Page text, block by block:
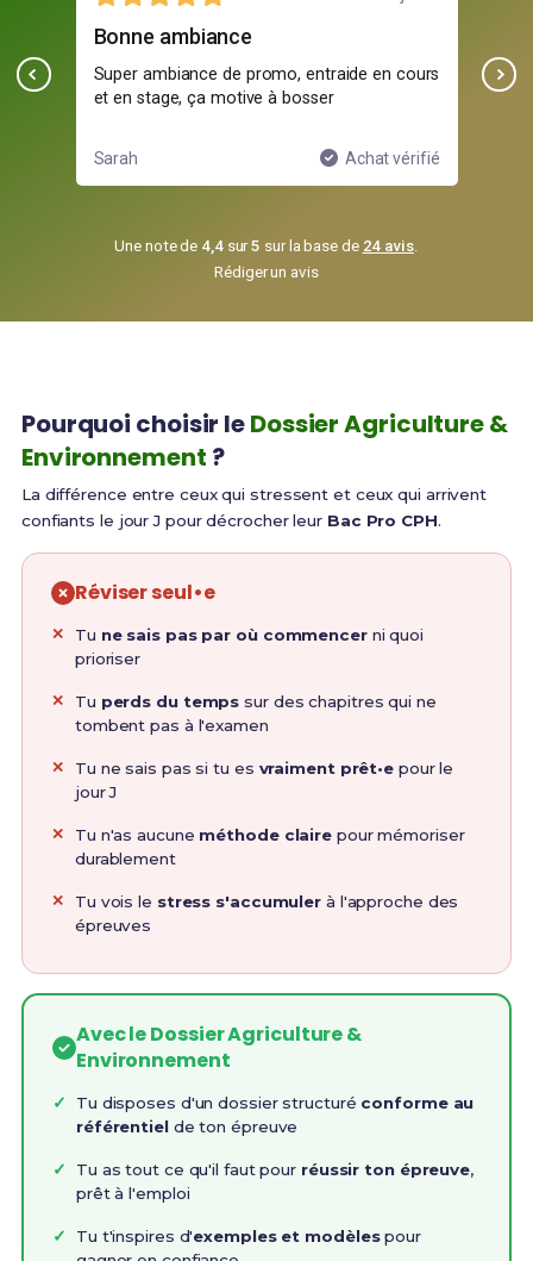
Bonne ambiance
Super ambiance de promo, entraide en cours
et en stage, ça motive à bosser
Sarah Achat vérifié
Une note de 4,4sur5 sur la base de 24 avis.
Rédiger un avis
Pourquoi choisir leDossier Agriculture &
Environnement ?
La différence entre ceux qui stressent et ceux qui arrivent
confiants le jour J pour décrocher leur Bac Pro CPH.
Réviser seul•e
Tu ne sais pas par où commencerni quoi
prioriser
Tu perds du temps sur des chapitres qui ne
tombent pas à l'examen
Tu ne sais pas si tu es vraiment prêt•e pour le
jour J
Tu n'as aucune méthode claire pour mémoriser
durablement
Tu vois le stress s'accumuler à l'approche des
épreuves
Avec le Dossier Agriculture &
Environnement
Tu disposes d'un dossier structuré conforme au
référentielde ton épreuve
Tu as tout ce qu'il faut pour réussir ton épreuve,
prêt à l'emploi
Tu t'inspires d'exemples et modèlespour